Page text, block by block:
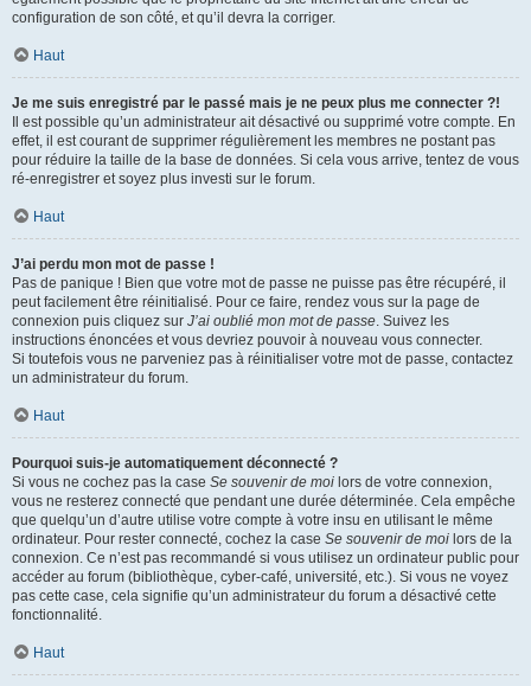
configuration de son côté, et qu’il devra la corriger.
Haut
Je me suis enregistré par le passé mais je ne peux plus me connecter ?!
Il est possible qu’un administrateur ait désactivé ou supprimé votre compte. En
effet, il est courant de supprimer régulièrement les membres ne postant pas
pour réduire la taille de la base de données. Si cela vous arrive, tentez de vous
ré-enregistrer et soyez plus investi sur le forum.
Haut
J’ai perdu mon mot de passe !
Pas de panique ! Bien que votre mot de passe ne puisse pas être récupéré, il
peut facilement être réinitialisé. Pour ce faire, rendez vous sur la page de
connexion puis cliquez sur J’ai oublié mon mot de passe. Suivez les
instructions énoncées et vous devriez pouvoir à nouveau vous connecter.
Si toutefois vous ne parveniez pas à réinitialiser votre mot de passe, contactez
un administrateur du forum.
Haut
Pourquoi suis-je automatiquement déconnecté ?
Si vous ne cochez pas la case Se souvenir de moi lors de votre connexion,
vous ne resterez connecté que pendant une durée déterminée. Cela empêche
que quelqu’un d’autre utilise votre compte à votre insu en utilisant le même
ordinateur. Pour rester connecté, cochez la case Se souvenir de moi lors de la
connexion. Ce n’est pas recommandé si vous utilisez un ordinateur public pour
accéder au forum (bibliothèque, cyber-café, université, etc.). Si vous ne voyez
pas cette case, cela signifie qu’un administrateur du forum a désactivé cette
fonctionnalité.
Haut